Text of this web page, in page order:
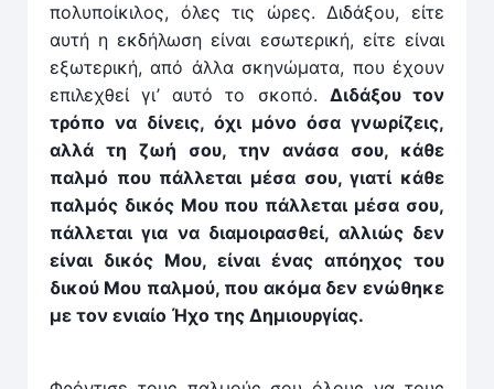
πολυποίκι­λος, όλες τις ώρες. Διδάξου, είτε
αυτή η εκδήλωση είναι εσωτερική, είτε είναι
εξωτερική, από άλλα σκηνώματα, που έχουν
επιλεχθεί γι’ αυτό το σκοπό. Διδάξου τον
τρόπο να δίνεις, όχι μόνο όσα γνωρίζεις,
αλλά τη ζωή σου, την ανάσα σου, κάθε
παλμό που πάλλεται μέσα σου, γιατί κάθε
παλμός δικός Μου που πάλλεται μέσα σου,
πάλλεται για να διαμοιρασθεί, αλλιώς δεν
είναι δικός Μου, είναι ένας απόηχος του
δικού Μου παλμού, που ακόμα δεν ενώθηκε
με τον ενιαίο Ήχο της Δημιουργίας.